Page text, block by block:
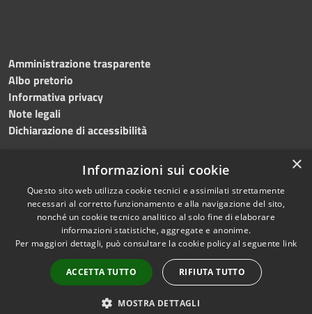
Amministrazione trasparente
Albo pretorio
Informativa privacy
Note legali
Dichiarazione di accessibilità
RSS
Accessibilità
Cookie
Mappa del sito
Numeri utili
Copyright © 2024 •
Comune diGrottaminarda
• Powered byMunicipium
•Redazione
×
Informazioni sui cookie
Questo sito web utilizza cookie tecnici e assimilati strettamente
necessari al corretto funzionamento e alla navigazione del sito,
nonché un cookie tecnico analitico al solo fine di elaborare
informazioni statistiche, aggregate e anonime.
Per maggiori dettagli, può consultare la cookie policy al seguente link
ACCETTA TUTTO RIFIUTA TUTTO
MOSTRA DETTAGLI